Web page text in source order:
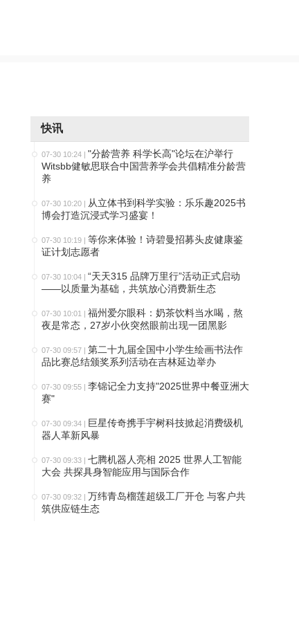
快讯
07-30 10:24 | "分龄营养 科学长高"论坛在沪举行
Witsbb健敏思联合中国营养学会共倡精准分龄营
养
07-30 10:20 | 从立体书到科学实验：乐乐趣2025书
博会打造沉浸式学习盛宴！
07-30 10:19 | 等你来体验！诗碧曼招募头皮健康鉴
证计划志愿者
07-30 10:04 | “天天315 品牌万里行”活动正式启动
——以质量为基础，共筑放心消费新生态
07-30 10:01 | 福州爱尔眼科：奶茶饮料当水喝，熬
夜是常态，27岁小伙突然眼前出现一团黑影
07-30 09:57 | 第二十九届全国中小学生绘画书法作
品比赛总结颁奖系列活动在吉林延边举办
07-30 09:55 | 李锦记全力支持"2025世界中餐亚洲大
赛"
07-30 09:34 | 巨星传奇携手宇树科技掀起消费级机
器人革新风暴
07-30 09:33 | 七腾机器人亮相 2025 世界人工智能
大会 共探具身智能应用与国际合作
07-30 09:32 | 万纬青岛榴莲超级工厂开仓 与客户共
筑供应链生态